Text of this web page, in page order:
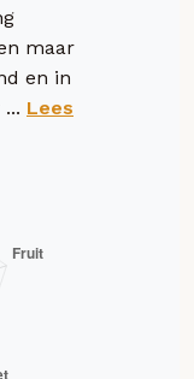
maar
en in
Lees